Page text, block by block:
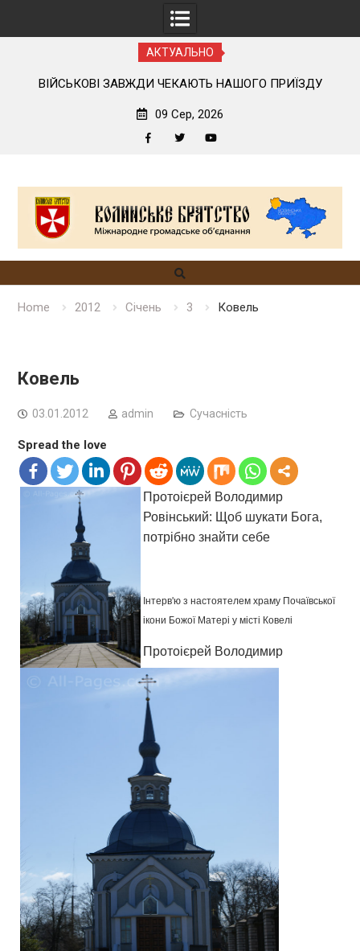
АКТУАЛЬНО
ВІЙСЬКОВІ ЗАВЖДИ ЧЕКАЮТЬ НАШОГО ПРИЇЗДУ
09 Сер, 2026
content
Home 2012 Січень 3 Ковель
Ковель
03.01.2012 admin Сучасність
Spread the love
Протоієрей Володимир
Ровінський: Щоб шукати Бога,
потрібно знайти себе
Інтерв'ю з настоятелем храму Почаївської
ікони Божої Матері у місті Ковелі
Протоієрей Володимир